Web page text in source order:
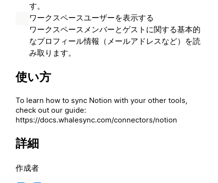
す。
ワークスペースユーザーを表示する
ワークスペースメンバーとゲストに関する基本的
なプロフィール情報（メールアドレスなど）を読
み取ります。
使い方
To learn how to sync Notion with your other tools,
check out our guide:
https://docs.whalesync.com/connectors/notion
詳細
作成者